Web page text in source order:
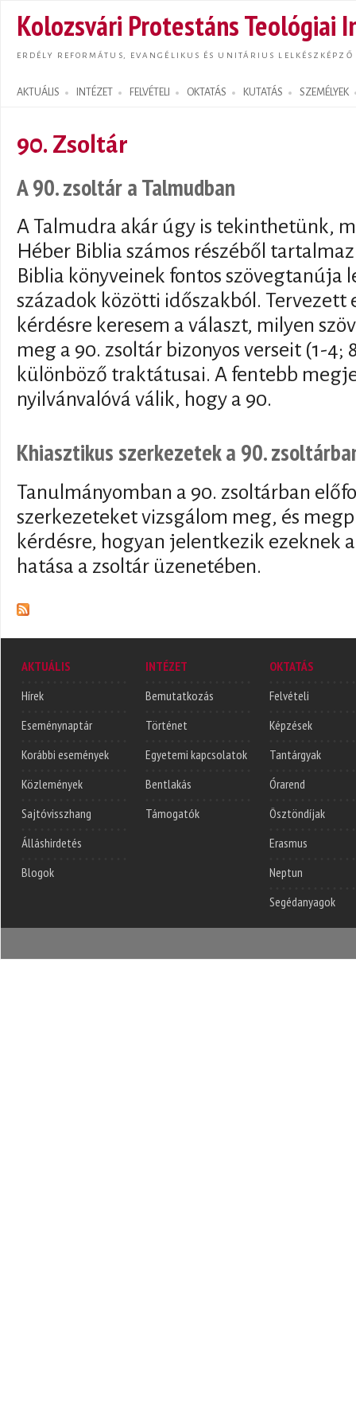
Kolozsvári Protestáns Teológiai
ERDÉLY REFORMÁTUS, EVANGÉLIKUS ÉS UNITÁRIUS LELKÉSZKÉPZŐ
AKTUÁLIS INTÉZET FELVÉTELI OKTATÁS KUTATÁS SZEMÉLYEK
Search form
90. Zsoltár
A 90. zsoltár a Talmudban
A Talmudra akár úgy is tekinthetünk,
Héber Biblia számos részéből
Biblia könyveinek fontos szövegtanúja
századok közötti időszakból. Tervezett
kérdésre keresem a választ, milyen
meg a 90. zsoltár bizonyos verseit (1-4;
különböző traktátusai. A fentebb
nyilvánvalóvá válik, hogy a 90.
Khiasztikus szerkezetek a 90.
Tanulmányomban a 90. zsoltárban
szerkezeteket vizsgálom meg, és
kérdésre, hogyan jelentkezik ezeknek
hatása a zsoltár üzenetében.
AKTUÁLIS
Hírek
Eseménynaptár
Korábbi események
Közlemények
Sajtóvisszhang
Álláshirdetés
Blogok
INTÉZET
Bemutatkozás
Történet
Egyetemi kapcsolatok
Bentlakás
Támogatók
OKTATÁS
Felvételi
Képzések
Tantárgyak
Órarend
Ösztöndíjak
Erasmus
Neptun
Segédanyagok